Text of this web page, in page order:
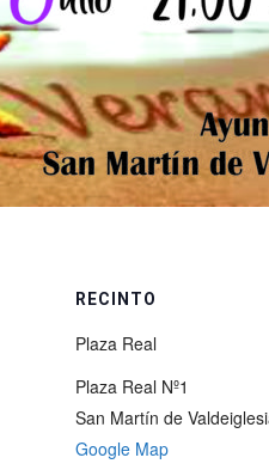
RECINTO
Plaza Real
Plaza Real Nº1
San Martín de
Google Map